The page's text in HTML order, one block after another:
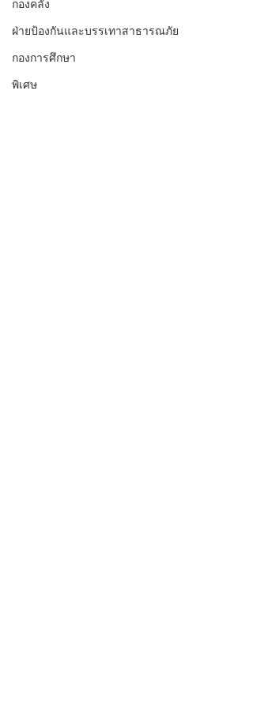
กองคลัง
ฝ่ายป้องกันและบรรเทาสาธารณภัย
กองการศึกษา
พิเศษ